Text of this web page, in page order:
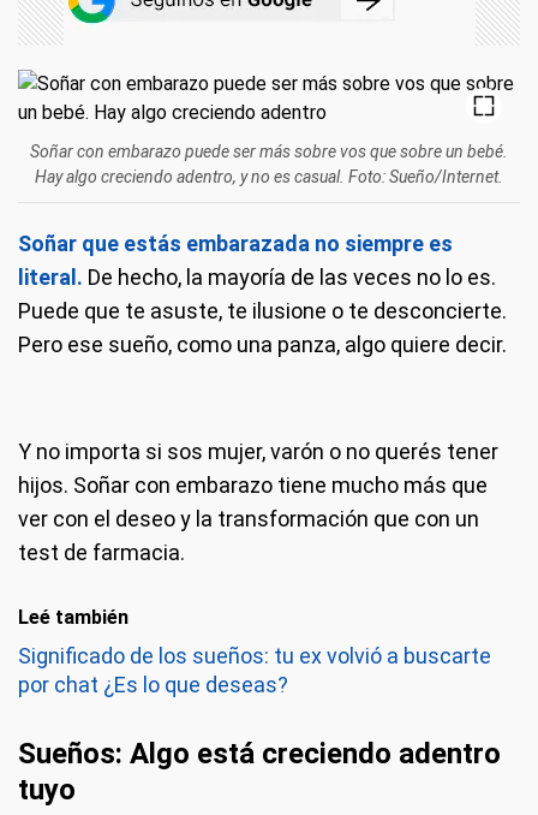
Soñar con embarazo puede ser más sobre vos que sobre un bebé.
Hay algo creciendo adentro, y no es casual. Foto: Sueño/Internet.
Soñar que estás embarazada no siempre es
literal. De hecho, la mayoría de las veces no lo es.
Puede que te asuste, te ilusione o te desconcierte.
Pero ese sueño, como una panza, algo quiere decir.
Y no importa si sos mujer, varón o no querés tener
hijos. Soñar con embarazo tiene mucho más que
ver con el deseo y la transformación que con un
test de farmacia.
Leé también
Significado de los sueños: tu ex volvió a buscarte
por chat ¿Es lo que deseas?
Sueños: Algo está creciendo adentro
tuyo